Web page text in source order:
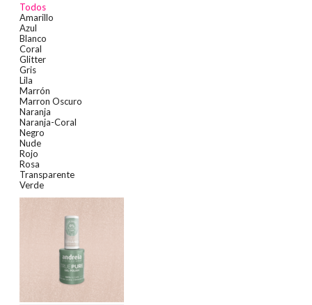
Todos
Amarillo
Azul
Blanco
Coral
Glitter
Gris
Lila
Marrón
Marron Oscuro
Naranja
Naranja-Coral
Negro
Nude
Rojo
Rosa
Transparente
Verde